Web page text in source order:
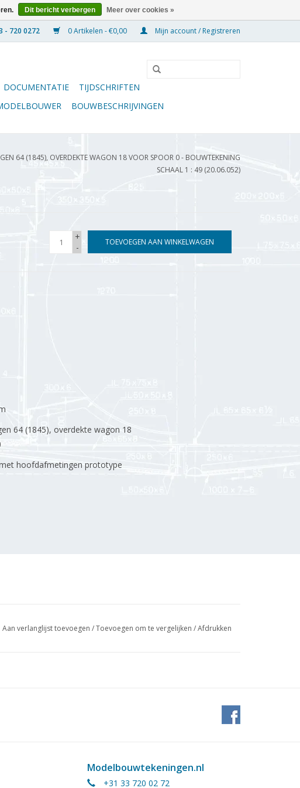
0 Artikelen - €0,00 Mijn account / Registreren
DOCUMENTATIE
TIJDSCHRIFTEN
BOUWBESCHRIJVINGEN
64 (1845), OVERDEKTE WAGON 18 VOOR SPOOR 0 - BOUWTEKENING
SCHAAL 1 : 49 (20.06.052)
+
-
TOEVOEGEN AAN WINKELWAGEN
64 (1845), overdekte wagon 18
hoofdafmetingen prototype
Aan verlanglijst toevoegen /Toevoegen om te vergelijken /Afdrukken
Modelbouwtekeningen.nl
+31 33 720 02 72
Dit bericht verbergen Meer over cookies »